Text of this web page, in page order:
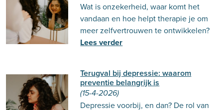
Wat is onzekerheid, waar komt het
vandaan en hoe helpt therapie je om
meer zelfvertrouwen te ontwikkelen?
Lees verder
Terugval bij depressie: waarom
preventie belangrijk is
(15-4-2026)
Depressie voorbij, en dan? De rol van